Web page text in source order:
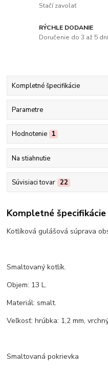
Stačí zavolať
RÝCHLE DODANIE
Doručenie do 3 až 5
Kompletné špecifikácie
Parametre
Hodnotenie 1
Na stiahnutie
Súvisiaci tovar 22
Kompletné špecifikácie
Kotlíková gulášová súprava
Smaltovaný kotlík.
Objem: 13 L.
Materiál: smalt.
Veľkosť: hrúbka: 1,2 mm,
Smaltovaná pokrievka